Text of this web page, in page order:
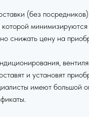
(без
снижать цену на
и установят
имеют большой